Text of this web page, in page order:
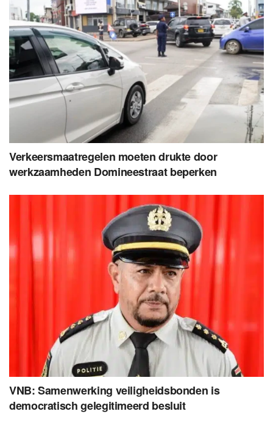
Verkeersmaatregelen moeten drukte door
werkzaamheden Domineestraat beperken
VNB: Samenwerking veiligheidsbonden is
democratisch gelegitimeerd besluit